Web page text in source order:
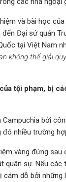
và bài học
Đại sứ quán
tại Việt Nam
không thể giải
tội phạm, bị
bởi
nhiều trường
vàng đứng sau
quân sự. Nếu
dỗ bởi